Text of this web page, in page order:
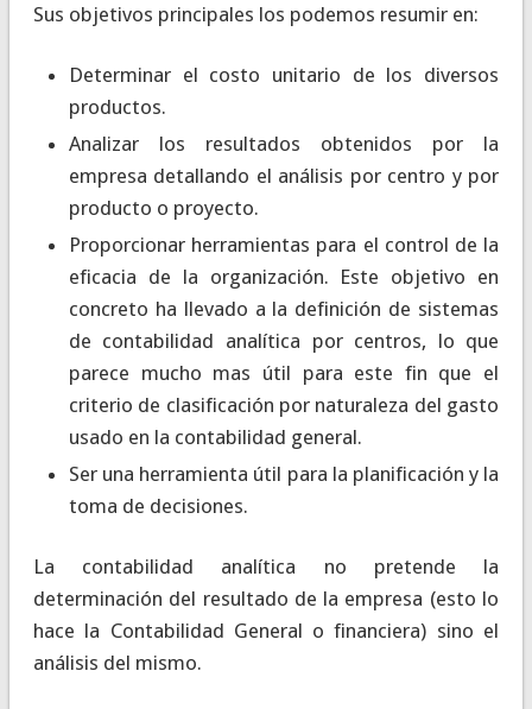
Sus objetivos principales los podemos resumir en:
Determinar el costo unitario de los diversos
productos.
Analizar los resultados obtenidos por la
empresa detallando el análisis por centro y por
producto o proyecto.
Proporcionar herramientas para el control de la
eficacia de la organización. Este objetivo en
concreto ha llevado a la definición de sistemas
de contabilidad analítica por centros, lo que
parece mucho mas útil para este fin que el
criterio de clasificación por naturaleza del gasto
usado en la contabilidad general.
Ser una herramienta útil para la planificación y la
toma de decisiones.
La contabilidad analítica no pretende la
determinación del resultado de la empresa (esto lo
hace la Contabilidad General o financiera) sino el
análisis del mismo.